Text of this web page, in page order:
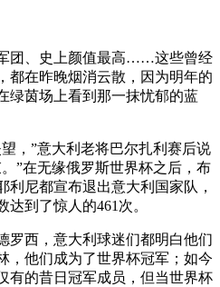
、史上颜值最高……这些曾经
都在昨晚烟消云散，因为明年的
绿茵场上看到那一抹忧郁的蓝
”意大利老将巴尔扎利赛后说
”在无缘俄罗斯世界杯之后，布
利尼都宣布退出意大利国家队，
到了惊人的461次。
西，意大利球迷们都明白他们
他们成为了世界杯冠军；如今
有的昔日冠军成员，但当世界杯